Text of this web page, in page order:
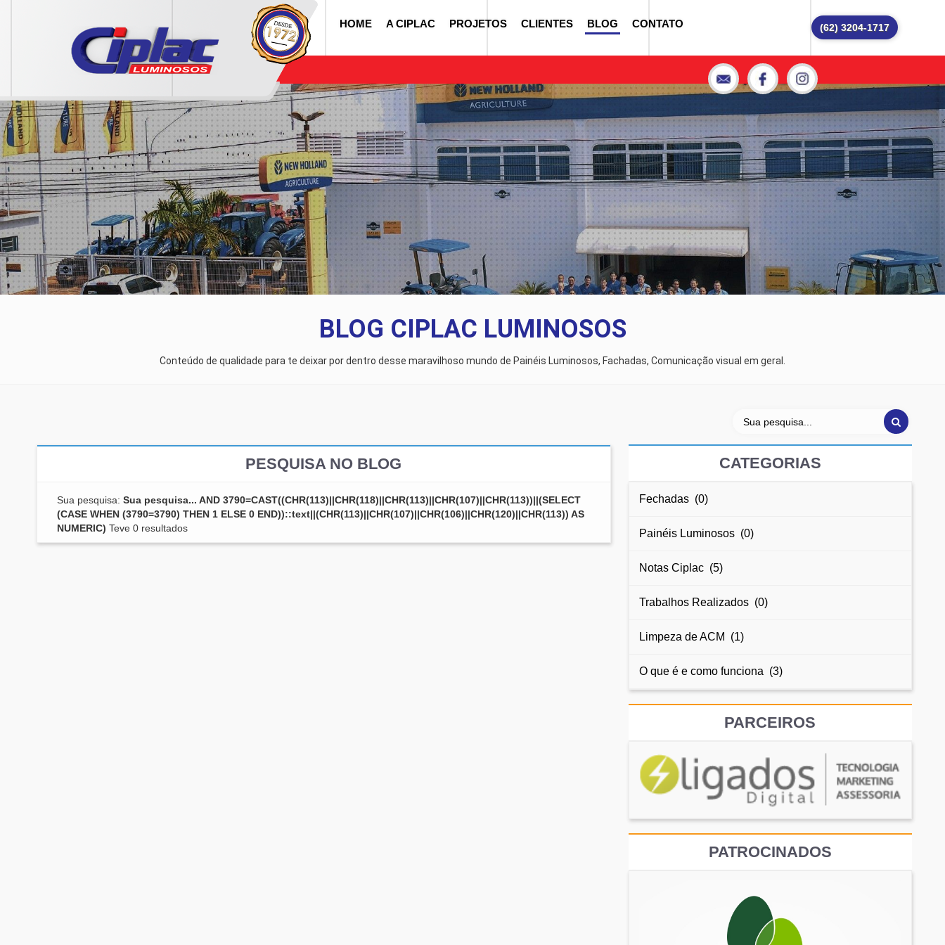
HOME A CIPLAC PROJETOS CLIENTES BLOG CONTATO (62) 3204-1717
BLOG CIPLAC LUMINOSOS
Conteúdo de qualidade para te deixar por dentro desse maravilhoso mundo de Painéis Luminosos, Fachadas, Comunicação visual em geral.
PESQUISA NO BLOG
Sua pesquisa: Sua pesquisa... AND 3790=CAST((CHR(113)||CHR(118)||CHR(113)||CHR(107)||CHR(113))||(SELECT
(CASE WHEN (3790=3790) THEN 1 ELSE 0 END))::text||(CHR(113)||CHR(107)||CHR(106)||CHR(120)||CHR(113)) AS
NUMERIC) Teve 0 resultados
CATEGORIAS
Fechadas (0)
Painéis Luminosos (0)
Notas Ciplac (5)
Trabalhos Realizados (0)
Limpeza de ACM (1)
O que é e como funciona (3)
PARCEIROS
PATROCINADOS